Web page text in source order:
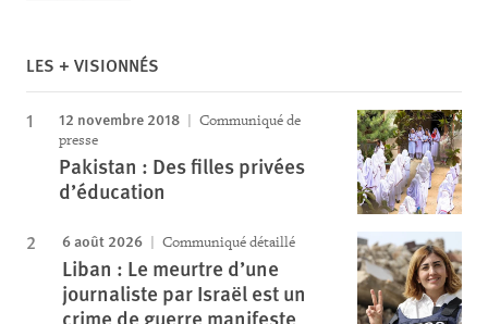
LES + VISIONNÉS
12 novembre 2018
Communiqué de
presse
Pakistan : Des filles privées
d’éducation
6 août 2026 Communiqué détaillé
Liban : Le meurtre d’une
journaliste par Israël est un
crime de guerre manifeste